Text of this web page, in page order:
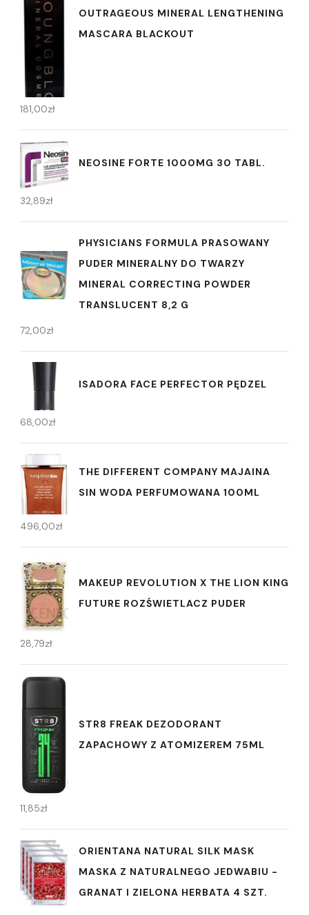
OUTRAGEOUS MINERAL LENGTHENING
MASCARA BLACKOUT
181,00zł
NEOSINE FORTE 1000MG 30 TABL.
32,89zł
PHYSICIANS FORMULA PRASOWANY
PUDER MINERALNY DO TWARZY
MINERAL CORRECTING POWDER
TRANSLUCENT 8,2 G
72,00zł
ISADORA FACE PERFECTOR PĘDZEL
68,00zł
THE DIFFERENT COMPANY MAJAINA
SIN WODA PERFUMOWANA 100ML
496,00zł
MAKEUP REVOLUTION X THE LION KING
FUTURE ROZŚWIETLACZ PUDER
28,79zł
STR8 FREAK DEZODORANT
ZAPACHOWY Z ATOMIZEREM 75ML
11,85zł
ORIENTANA NATURAL SILK MASK
MASKA Z NATURALNEGO JEDWABIU -
GRANAT I ZIELONA HERBATA 4 SZT.